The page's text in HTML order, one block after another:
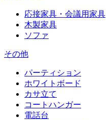
応接家具・会議用家具
木製家具
ソファ
その他
パーティション
ホワイトボード
カサ立て
コートハンガー
電話台